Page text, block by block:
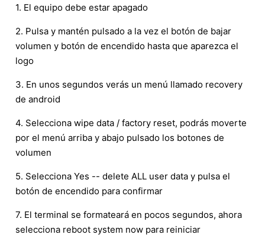
1. El equipo debe estar apagado
2. Pulsa y mantén pulsado a la vez el botón de bajar
volumen y botón de encendido hasta que aparezca el
logo
3. En unos segundos verás un menú llamado recovery
de android
4. Selecciona wipe data / factory reset, podrás moverte
por el menú arriba y abajo pulsado los botones de
volumen
5. Selecciona Yes -- delete ALL user data y pulsa el
botón de encendido para confirmar
7. El terminal se formateará en pocos segundos, ahora
selecciona reboot system now para reiniciar